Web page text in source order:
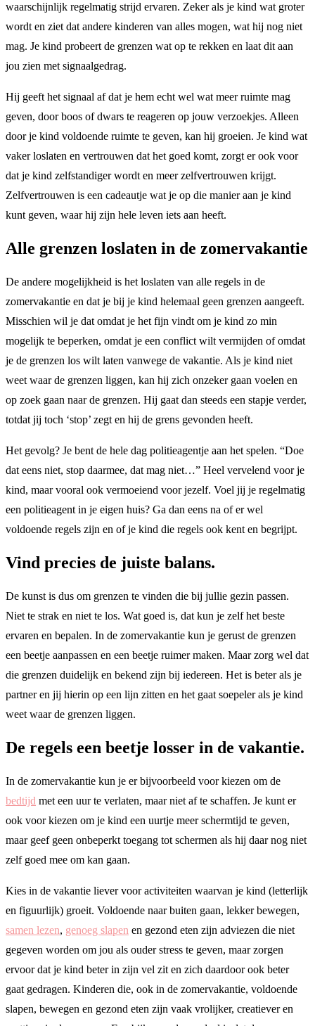
waarschijnlijk regelmatig strijd ervaren. Zeker als je kind wat groter
wordt en ziet dat andere kinderen van alles mogen, wat hij nog niet
mag. Je kind probeert de grenzen wat op te rekken en laat dit aan
jou zien met signaalgedrag.
Hij geeft het signaal af dat je hem echt wel wat meer ruimte mag
geven, door boos of dwars te reageren op jouw verzoekjes. Alleen
door je kind voldoende ruimte te geven, kan hij groeien. Je kind wat
vaker loslaten en vertrouwen dat het goed komt, zorgt er ook voor
dat je kind zelfstandiger wordt en meer zelfvertrouwen krijgt.
Zelfvertrouwen is een cadeautje wat je op die manier aan je kind
kunt geven, waar hij zijn hele leven iets aan heeft.
Alle grenzen loslaten in de zomervakantie
De andere mogelijkheid is het loslaten van alle regels in de
zomervakantie en dat je bij je kind helemaal geen grenzen aangeeft.
Misschien wil je dat omdat je het fijn vindt om je kind zo min
mogelijk te beperken, omdat je een conflict wilt vermijden of omdat
je de grenzen los wilt laten vanwege de vakantie. Als je kind niet
weet waar de grenzen liggen, kan hij zich onzeker gaan voelen en
op zoek gaan naar de grenzen. Hij gaat dan steeds een stapje verder,
totdat jij toch ‘stop’ zegt en hij de grens gevonden heeft.
Het gevolg? Je bent de hele dag politieagentje aan het spelen. “Doe
dat eens niet, stop daarmee, dat mag niet…” Heel vervelend voor je
kind, maar vooral ook vermoeiend voor jezelf. Voel jij je regelmatig
een politieagent in je eigen huis? Ga dan eens na of er wel
voldoende regels zijn en of je kind die regels ook kent en begrijpt.
Vind precies de juiste balans.
De kunst is dus om grenzen te vinden die bij jullie gezin passen.
Niet te strak en niet te los. Wat goed is, dat kun je zelf het beste
ervaren en bepalen. In de zomervakantie kun je gerust de grenzen
een beetje aanpassen en een beetje ruimer maken. Maar zorg wel dat
die grenzen duidelijk en bekend zijn bij iedereen. Het is beter als je
partner en jij hierin op een lijn zitten en het gaat soepeler als je kind
weet waar de grenzen liggen.
De regels een beetje losser in de vakantie.
In de zomervakantie kun je er bijvoorbeeld voor kiezen om de
bedtijd met een uur te verlaten, maar niet af te schaffen. Je kunt er
ook voor kiezen om je kind een uurtje meer schermtijd te geven,
maar geef geen onbeperkt toegang tot schermen als hij daar nog niet
zelf goed mee om kan gaan.
Kies in de vakantie liever voor activiteiten waarvan je kind (letterlijk
en figuurlijk) groeit. Voldoende naar buiten gaan, lekker bewegen,
samen lezen, genoeg slapen en gezond eten zijn adviezen die niet
gegeven worden om jou als ouder stress te geven, maar zorgen
ervoor dat je kind beter in zijn vel zit en zich daardoor ook beter
gaat gedragen. Kinderen die, ook in de zomervakantie, voldoende
slapen, bewegen en gezond eten zijn vaak vrolijker, creatiever en